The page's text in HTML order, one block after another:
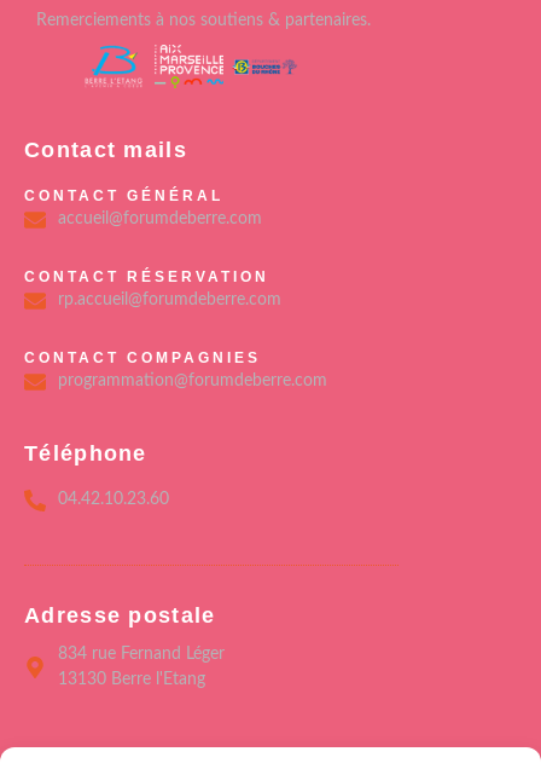
Remerciements à nos soutiens & partenaires.
Contact mails
CONTACT GÉNÉRAL
accueil@forumdeberre.com
CONTACT RÉSERVATION
rp.accueil@forumdeberre.com
CONTACT COMPAGNIES
programmation@forumdeberre.com
Téléphone
04.42.10.23.60
Adresse postale
834 rue Fernand Léger
13130 Berre l'Etang